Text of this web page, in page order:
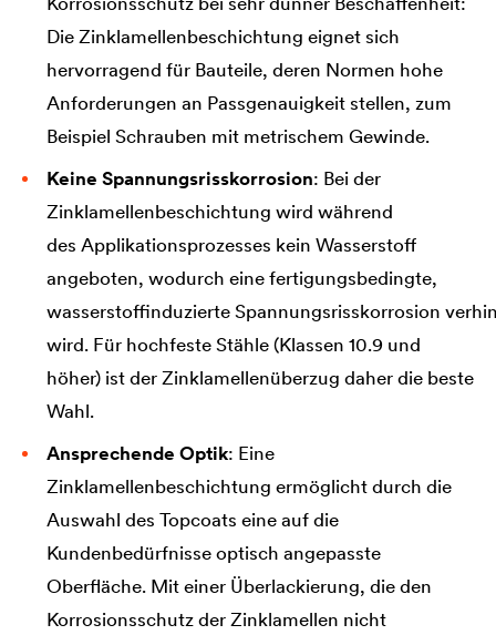
Die Zinklamellenbeschichtung eignet sich
hervorragend für Bauteile, deren Normen hohe
Anforderungen an Passgenauigkeit stellen, zum
Beispiel Schrauben mit metrischem Gewinde.
Keine Spannungsrisskorrosion: Bei der
Zinklamellenbeschichtung wird während
des Applikationsprozesses kein Wasserstoff
angeboten, wodurch eine fertigungsbedingte,
wasserstoffinduzierte Spannungsrisskorrosion
wird. Für hochfeste Stähle (Klassen 10.9 und
höher) ist der Zinklamellenüberzug daher die beste
Wahl.
Ansprechende Optik: Eine
Zinklamellenbeschichtung ermöglicht durch die
Auswahl des Topcoats eine auf die
Kundenbedürfnisse optisch angepasste
Oberfläche. Mit einer Überlackierung, die den
Korrosionsschutz der Zinklamellen nicht